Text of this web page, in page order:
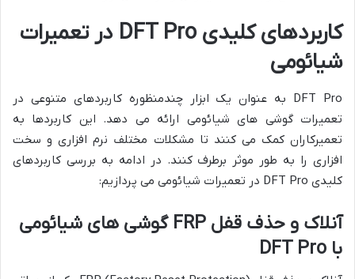
کاربردهای کلیدی DFT Pro در تعمیرات
شیائومی
DFT Pro به عنوان یک ابزار چندمنظوره کاربردهای متنوعی در
تعمیرات گوشی های شیائومی ارائه می دهد. این کاربردها به
تعمیرکاران کمک می کنند تا مشکلات مختلف نرم افزاری و سخت
افزاری را به طور موثر برطرف کنند. در ادامه به بررسی کاربردهای
کلیدی DFT Pro در تعمیرات شیائومی می پردازیم:
آنلاک و حذف قفل FRP گوشی های شیائومی
با DFT Pro